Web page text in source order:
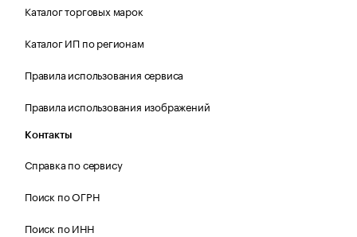
Каталог торговых марок
Каталог ИП по регионам
Правила использования сервиса
Правила использования изображений
Контакты
Справка по сервису
Поиск по ОГРН
Поиск по ИНН